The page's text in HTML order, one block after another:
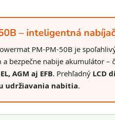
– inteligentná
PM-PM-50B je
bezpečne nabije akumulátor
AGM aj EFB. Prehľadný LCD
udržiavania nabitia.